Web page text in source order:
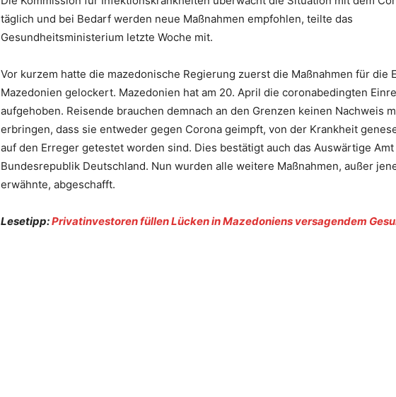
täglich und bei Bedarf werden neue Maßnahmen empfohlen, teilte das
Gesundheitsministerium letzte Woche mit.
Vor kurzem hatte die mazedonische Regierung zuerst die Maßnahmen für die
Mazedonien gelockert. Mazedonien hat am 20. April die coronabedingten
aufgehoben. Reisende brauchen demnach an den Grenzen keinen Nachweis
erbringen, dass sie entweder gegen Corona geimpft, von der Krankheit
auf den Erreger getestet worden sind. Dies bestätigt auch das Auswärtige
Bundesrepublik Deutschland. Nun wurden alle weitere Maßnahmen, außer
erwähnte, abgeschafft.
Lesetipp:Privatinvestoren füllen Lücken in Mazedoniens versagendem